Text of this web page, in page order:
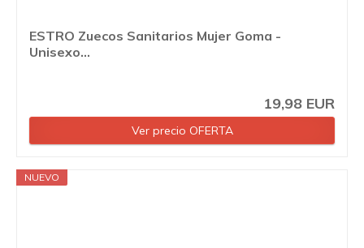
ESTRO Zuecos Sanitarios Mujer Goma -
Unisexo...
19,98 EUR
Ver precio OFERTA
NUEVO